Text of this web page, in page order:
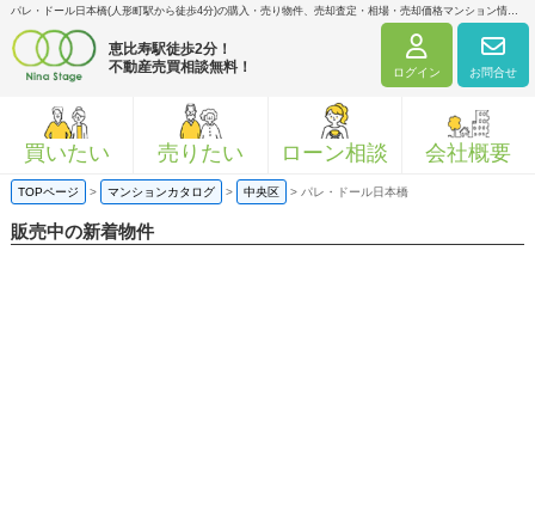
パレ・ドール日本橋(人形町駅から徒歩4分)の購入・売り物件、売却査定・相場・売却価格マンション情報｜ニナ・ステージ株式会社
恵比寿駅徒歩2分！
不動産売買相談無料！
ログイン お問合せ
買いたい 売りたい ローン相談 会社概要
TOPページ > マンションカタログ > 中央区 > パレ・ドール日本橋
販売中の新着物件